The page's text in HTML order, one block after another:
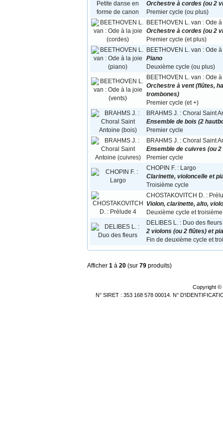
Orchestre à cordes (ou 2
Premier cycle (ou plus)
BEETHOVEN L. van : Ode
Orchestre à cordes (ou 2
Premier cycle (et plus)
BEETHOVEN L. van : Ode
Piano
Deuxième cycle (ou plus)
BEETHOVEN L. van : Ode
Orchestre à vent (flûtes,
trombones)
Premier cycle (et +)
BRAHMS J. : Choral Saint
Ensemble de bois (2
Premier cycle
BRAHMS J. : Choral Saint
Ensemble de cuivres (ou
Premier cycle
CHOPIN F. : Largo
Clarinette, violoncelle et
Troisième cycle
CHOSTAKOVITCH D. :
Violon, clarinette, alto,
Deuxième cycle et troisième
DELIBES L. : Duo des fleurs
2 violons (ou 2 flûtes) et
Fin de deuxième cycle et
Afficher 1 à 20 (sur 79 produits)
Copyright ©
N° SIRET : 353 168 578 00014. N°